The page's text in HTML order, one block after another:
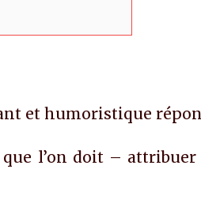
et humoristique
l’on doit – attribuer